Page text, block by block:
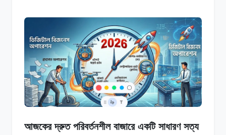
আজকের দ্রুত পরিবর্তনশীল বাজারে একটি সাধারণ সত্য